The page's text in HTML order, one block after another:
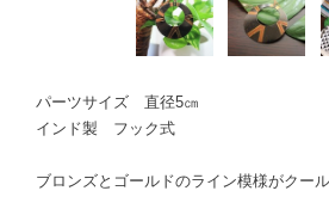
パーツサイズ 直径5㎝
インド製 フック式
ブロンズとゴールドのライン模様がクー